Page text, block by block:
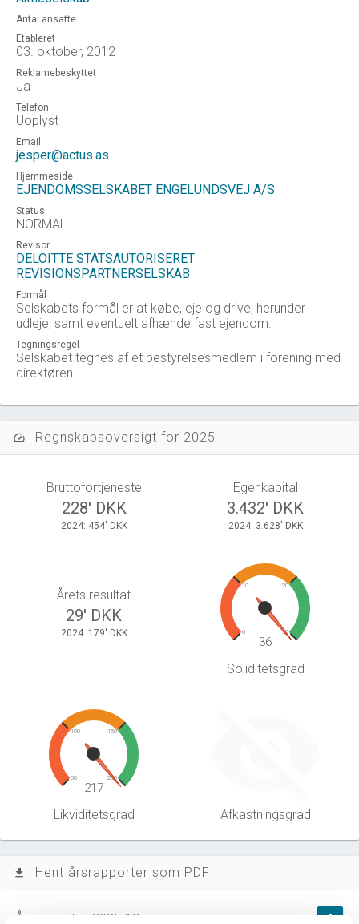
Antal ansatte
Etableret
03. oktober, 2012
Reklamebeskyttet
Ja
Telefon
Uoplyst
Email
jesper@actus.as
Hjemmeside
EJENDOMSSELSKABET ENGELUNDSVEJ A/S
Status
NORMAL
Revisor
DELOITTE STATSAUTORISERET
REVISIONSPARTNERSELSKAB
Formål
Selskabets formål er at købe, eje og drive, herunder
udleje, samt eventuelt afhænde fast ejendom.
Tegningsregel
Selskabet tegnes af et bestyrelsesmedlem i forening med
direktøren.
speed Regnskabsoversigt for 2025
Bruttofortjeneste
228' DKK
2024: 454' DKK
Egenkapital
3.432' DKK
2024: 3.628' DKK
Årets resultat
29' DKK
2024: 179' DKK 0
10 20
30
36
Soliditetsgrad
50
100 150
200
217
Likviditetsgrad Afkastningsgrad
file_download Hent årsrapporter som PDF
Årsrapporten 2025-12 file_download